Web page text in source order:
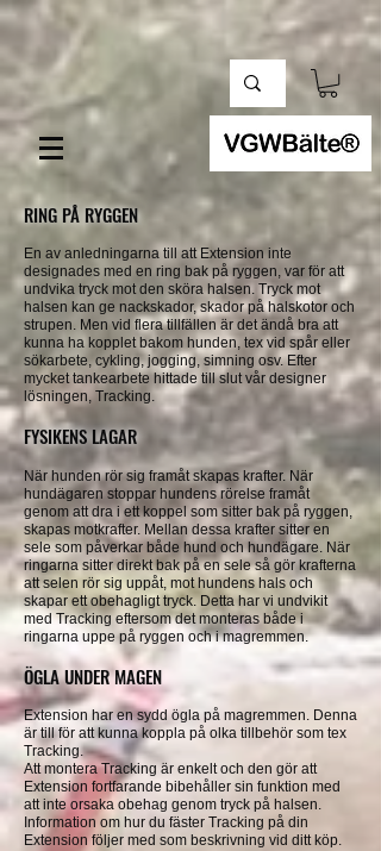
RING PÅ RYGGEN
En av anledningarna till att Extension inte
designades med en ring bak på ryggen, var för att
undvika tryck mot den sköra halsen. Tryck mot
halsen kan ge nackskador, skador på halskotor och
strupen. Men vid flera tillfällen är det ändå bra att
kunna ha kopplet bakom hunden, tex vid spår eller
sökarbete, cykling, jogging, simning osv. Efter
mycket tankearbete hittade till slut vår designer
lösningen, Tracking.
FYSIKENS LAGAR
När hunden rör sig framåt skapas krafter. När
hundägaren stoppar hundens rörelse framåt
genom att dra i ett koppel som sitter bak på ryggen,
skapas motkrafter. Mellan dessa krafter sitter en
sele som påverkar både hund och hundägare. När
ringarna sitter direkt bak på en sele så gör krafterna
att selen rör sig uppåt, mot hundens hals och
skapar ett obehagligt tryck. Detta har vi undvikit
med Tracking eftersom det monteras både i
ringarna uppe på ryggen och i magremmen.
ÖGLA UNDER MAGEN
Extension har en sydd ögla på magremmen. Denna
är till för att kunna koppla på olka tillbehör som tex
Tracking.
Att montera Tracking är enkelt och den gör att
Extension fortfarande bibehåller sin funktion med
att inte orsaka obehag genom tryck på halsen.
Information om hur du fäster Tracking på din
Extension följer med som beskrivning vid ditt köp.